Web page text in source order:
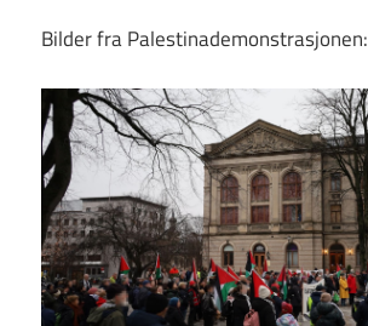
Bilder fra Palestinademonstrasjonen: